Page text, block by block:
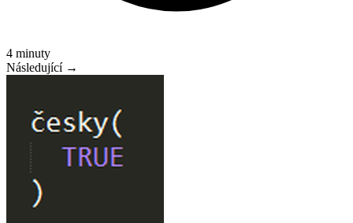
4 minuty
Následující →